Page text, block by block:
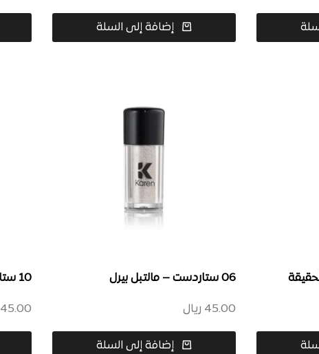
إضافة إلى السلة
06 ستاردست – مالتبل بيرل
45.00 ريال
إضافة إلى السلة
10 ستاردست – جولدن بيتش
45.00